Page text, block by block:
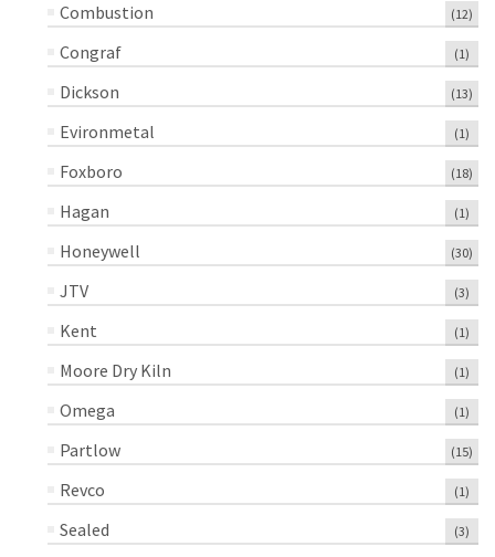
Combustion (12)
Congraf (1)
Dickson (13)
Evironmetal (1)
Foxboro (18)
Hagan (1)
Honeywell (30)
JTV (3)
Kent (1)
Moore Dry Kiln (1)
Omega (1)
Partlow (15)
Revco (1)
Sealed (3)